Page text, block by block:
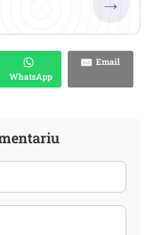
WhatsApp
Email